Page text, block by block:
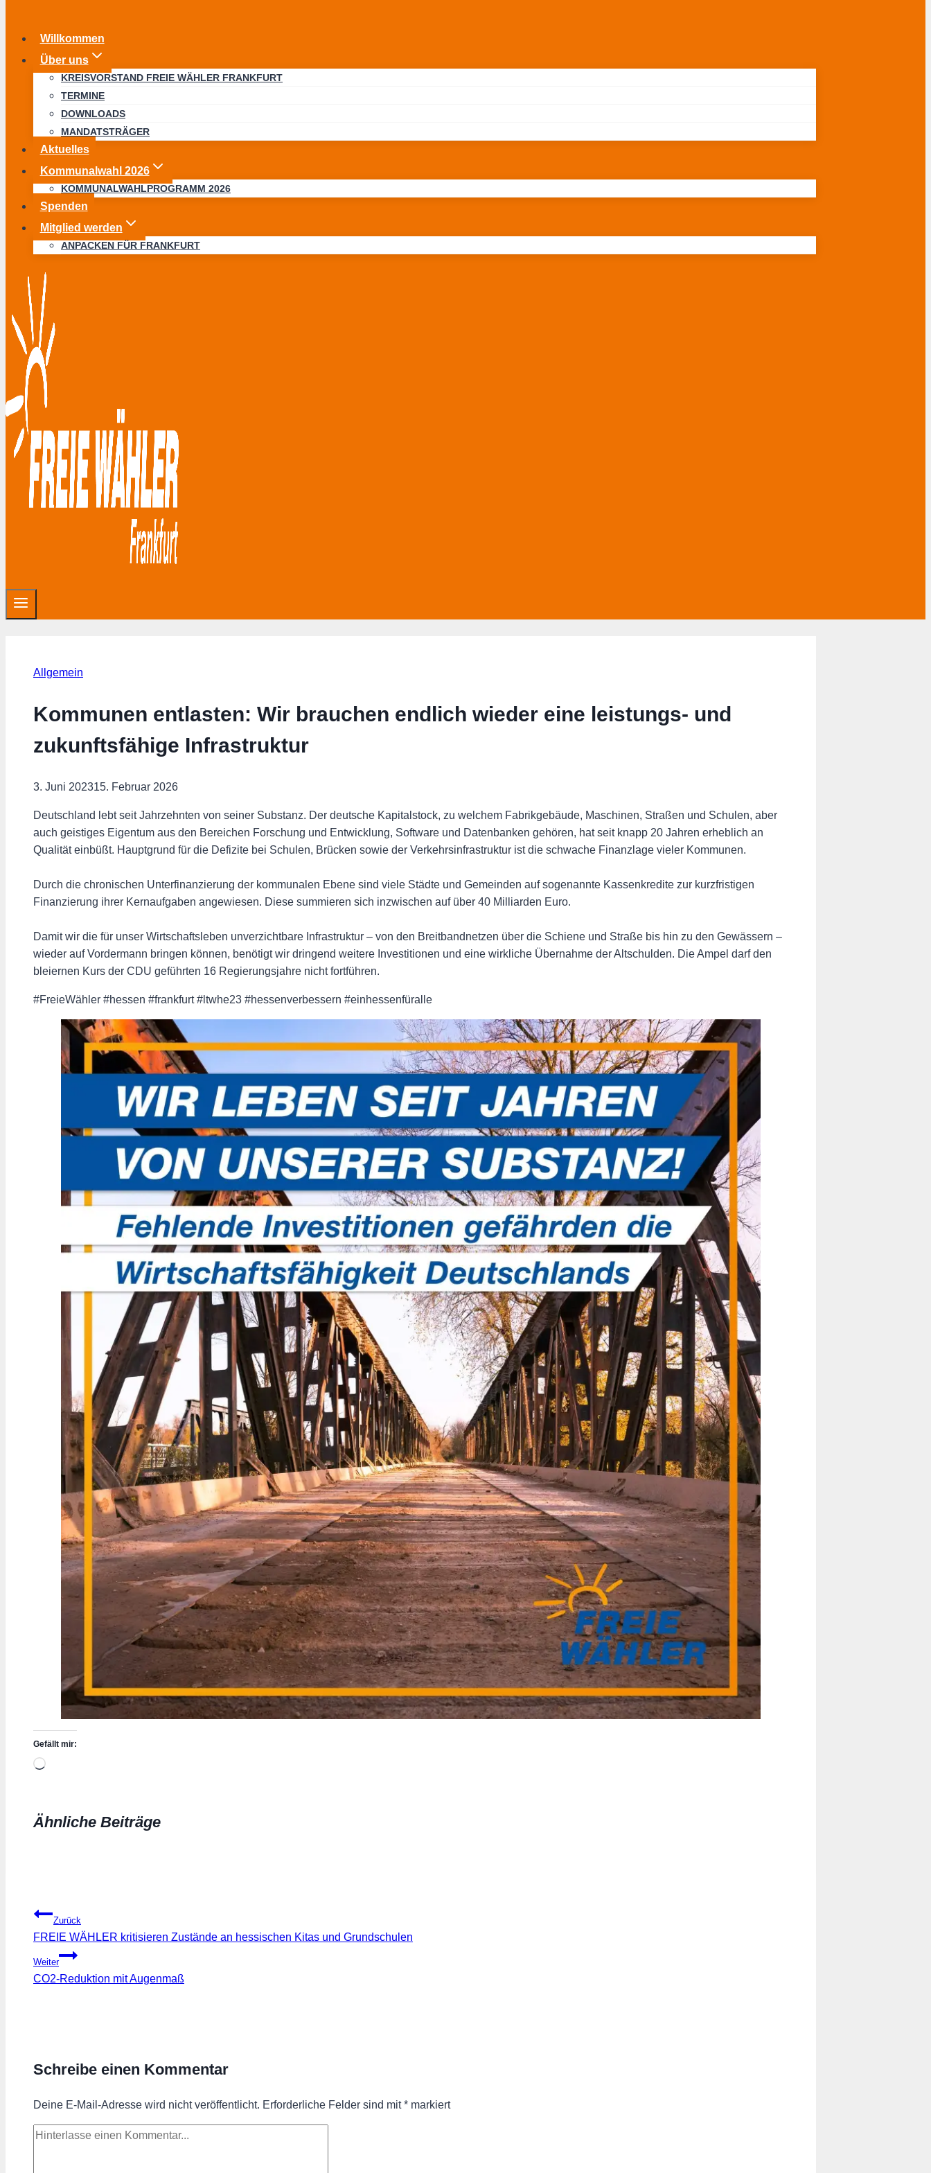
Willkommen
Über uns
KREISVORSTAND FREIE WÄHLER FRANKFURT
TERMINE
DOWNLOADS
MANDATSTRÄGER
Aktuelles
Kommunalwahl 2026
KOMMUNALWAHLPROGRAMM 2026
Spenden
Mitglied werden
ANPACKEN FÜR FRANKFURT
Allgemein
Kommunen entlasten: Wir brauchen endlich wieder eine leistungs- und
zukunftsfähige Infrastruktur
3. Juni 202315. Februar 2026
Deutschland lebt seit Jahrzehnten von seiner Substanz. Der deutsche Kapitalstock, zu welchem Fabrikgebäude, Maschinen, Straßen und Schulen, aber
auch geistiges Eigentum aus den Bereichen Forschung und Entwicklung, Software und Datenbanken gehören, hat seit knapp 20 Jahren erheblich an
Qualität einbüßt. Hauptgrund für die Defizite bei Schulen, Brücken sowie der Verkehrsinfrastruktur ist die schwache Finanzlage vieler Kommunen.
Durch die chronischen Unterfinanzierung der kommunalen Ebene sind viele Städte und Gemeinden auf sogenannte Kassenkredite zur kurzfristigen
Finanzierung ihrer Kernaufgaben angewiesen. Diese summieren sich inzwischen auf über 40 Milliarden Euro.
Damit wir die für unser Wirtschaftsleben unverzichtbare Infrastruktur – von den Breitbandnetzen über die Schiene und Straße bis hin zu den Gewässern –
wieder auf Vordermann bringen können, benötigt wir dringend weitere Investitionen und eine wirkliche Übernahme der Altschulden. Die Ampel darf den
bleiernen Kurs der CDU geführten 16 Regierungsjahre nicht fortführen.
#FreieWähler #hessen #frankfurt #ltwhe23 #hessenverbessern #einhessenfüralle
Gefällt mir:
Wird
Ähnliche Beiträge
Beitragsnavigation
Zurück
FREIE WÄHLER kritisieren Zustände an hessischen Kitas und Grundschulen
Weiter
CO2-Reduktion mit Augenmaß
Schreibe einen Kommentar
Deine E-Mail-Adresse wird nicht veröffentlicht. Erforderliche Felder sind mit* markiert